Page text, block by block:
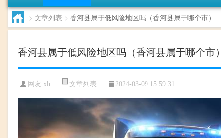
> 文章列表 > 香河县属于低风险地区吗（香河县属于哪个市）
香河县属于低风险地区吗（香河县属于哪个市
网友:xh 文章列表 2024-03-09 15:59:31